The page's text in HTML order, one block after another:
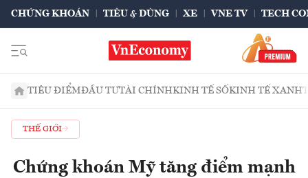
CHỨNG KHOÁN TIÊU & DÙNG XE VNE TV TECH
TIÊU ĐIỂMĐẦU TƯTÀI CHÍNHKINH TẾ SỐKINH TẾ XANH
THẾ GIỚI
Chứng khoán Mỹ tăng điểm mạnh